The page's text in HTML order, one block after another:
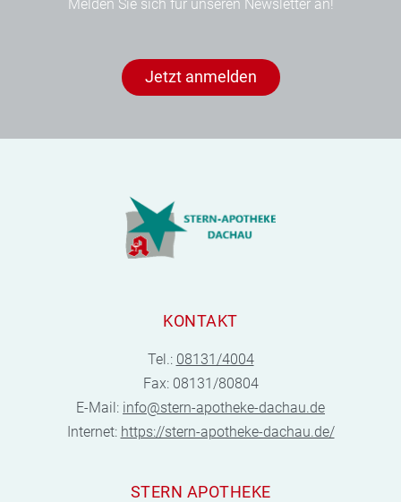
Melden Sie sich für unseren Newsletter an!
Jetzt anmelden
KONTAKT
Tel.: 08131/4004
Fax: 08131/80804
E-Mail: info@stern-apotheke-dachau.de
Internet: https://stern-apotheke-dachau.de/
STERN APOTHEKE